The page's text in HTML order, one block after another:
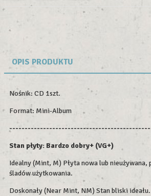
OPIS PRODUKTU
Nośnik: CD 1szt.
Format: Mini-Album
Stan płyty: Bardzo dobry+ (VG+)
Idealny (Mint, M) Płyta nowa lub nieużywana,
śladów użytkowania.
Doskonały (Near Mint, NM) Stan bliski